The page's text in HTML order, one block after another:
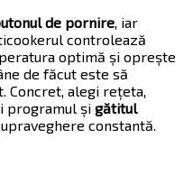
de pornire , iar
controlează
optimă și oprește
de făcut este să
Concret, alegi rețeta,
programul și gătitul
constantă.